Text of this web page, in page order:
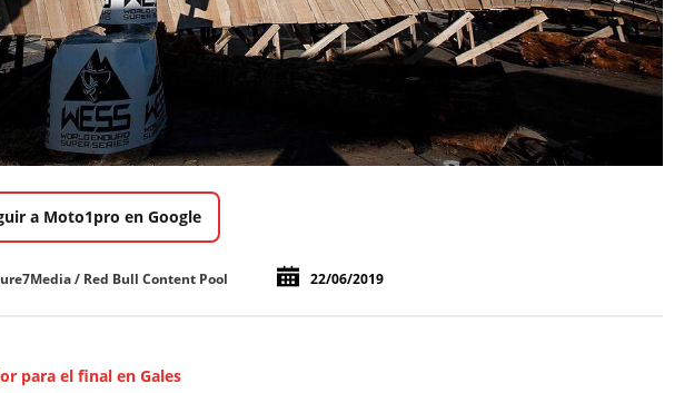
a Moto1pro en Google
/ Red Bull Content Pool 22/06/2019
para el final en Gales